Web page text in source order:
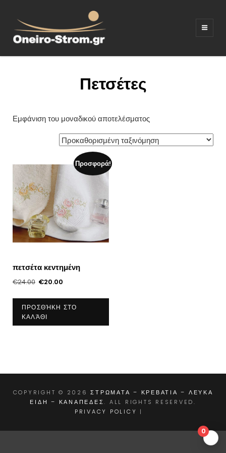
ΚΡΕΒΑΤΙΑ –
ΚΑΝΑΠΕΔΕΣ
Πετσέτες
Εμφάνιση του μοναδικού αποτελέσματος
Προσφορά!
πετσέτα κεντημένη
€24.00 Original
was:
€24.00.
€20.00
τιμή
ΠΡΟΣΘΉΚΗ ΣΤΟ
ΚΑΛΆΘΙ
COPYRIGHT © 2026ΣΤΡΩΜΑΤΑ – ΚΡΕΒΑΤΙΑ – ΛΕΥΚΑ
ΕΙΔΗ – ΚΑΝΑΠΕΔΕΣ. ALL RIGHTS RESERVED.
PRIVACY POLICY |
0